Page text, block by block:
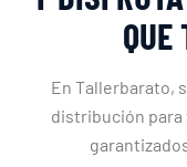
QUE
En Tallerbarato,
distribución para